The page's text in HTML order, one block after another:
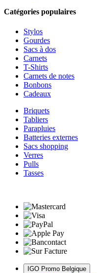
Catégories populaires
Stylos
Gourdes
Sacs à dos
Carnets
T-Shirts
Carnets de notes
Bonbons
Cadeaux
Briquets
Tabliers
Parapluies
Batteries externes
Sacs shopping
Verres
Pulls
Tasses
IGO Promo Belgique